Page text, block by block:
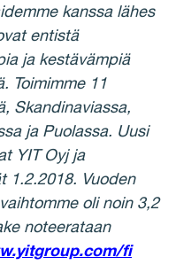
kanssa lähes
entistä
ja kestävämpiä
Toimimme 11
Skandinaviassa,
ja Puolassa. Uusi
YIT Oyj ja
1.2.2018. Vuoden
oli noin 3,2
noteerataan
fi